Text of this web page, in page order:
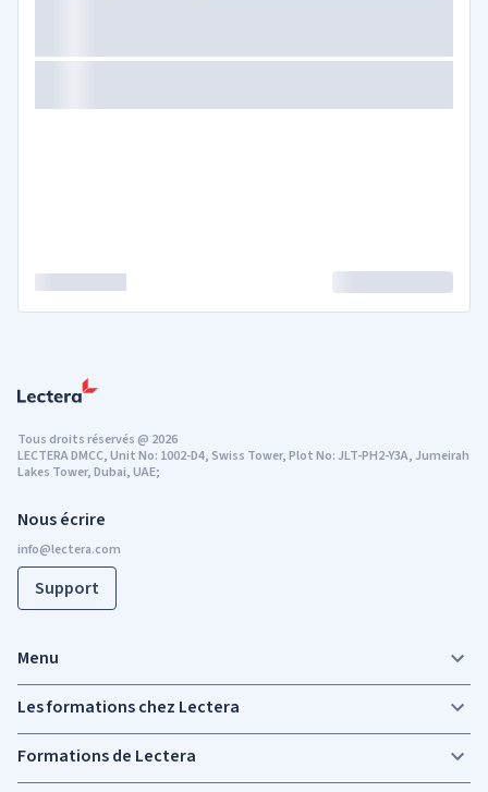
Nous écrire
Support
Tous droits réservés@ 2026
LECTERA DMCC, Unit No: 1002-D4, Swiss Tower, Plot No: JLT-PH2-Y3A, Jumeirah
Lakes Tower, Dubai, UAE;
Menu
Les formations chez Lectera
Formations de Lectera